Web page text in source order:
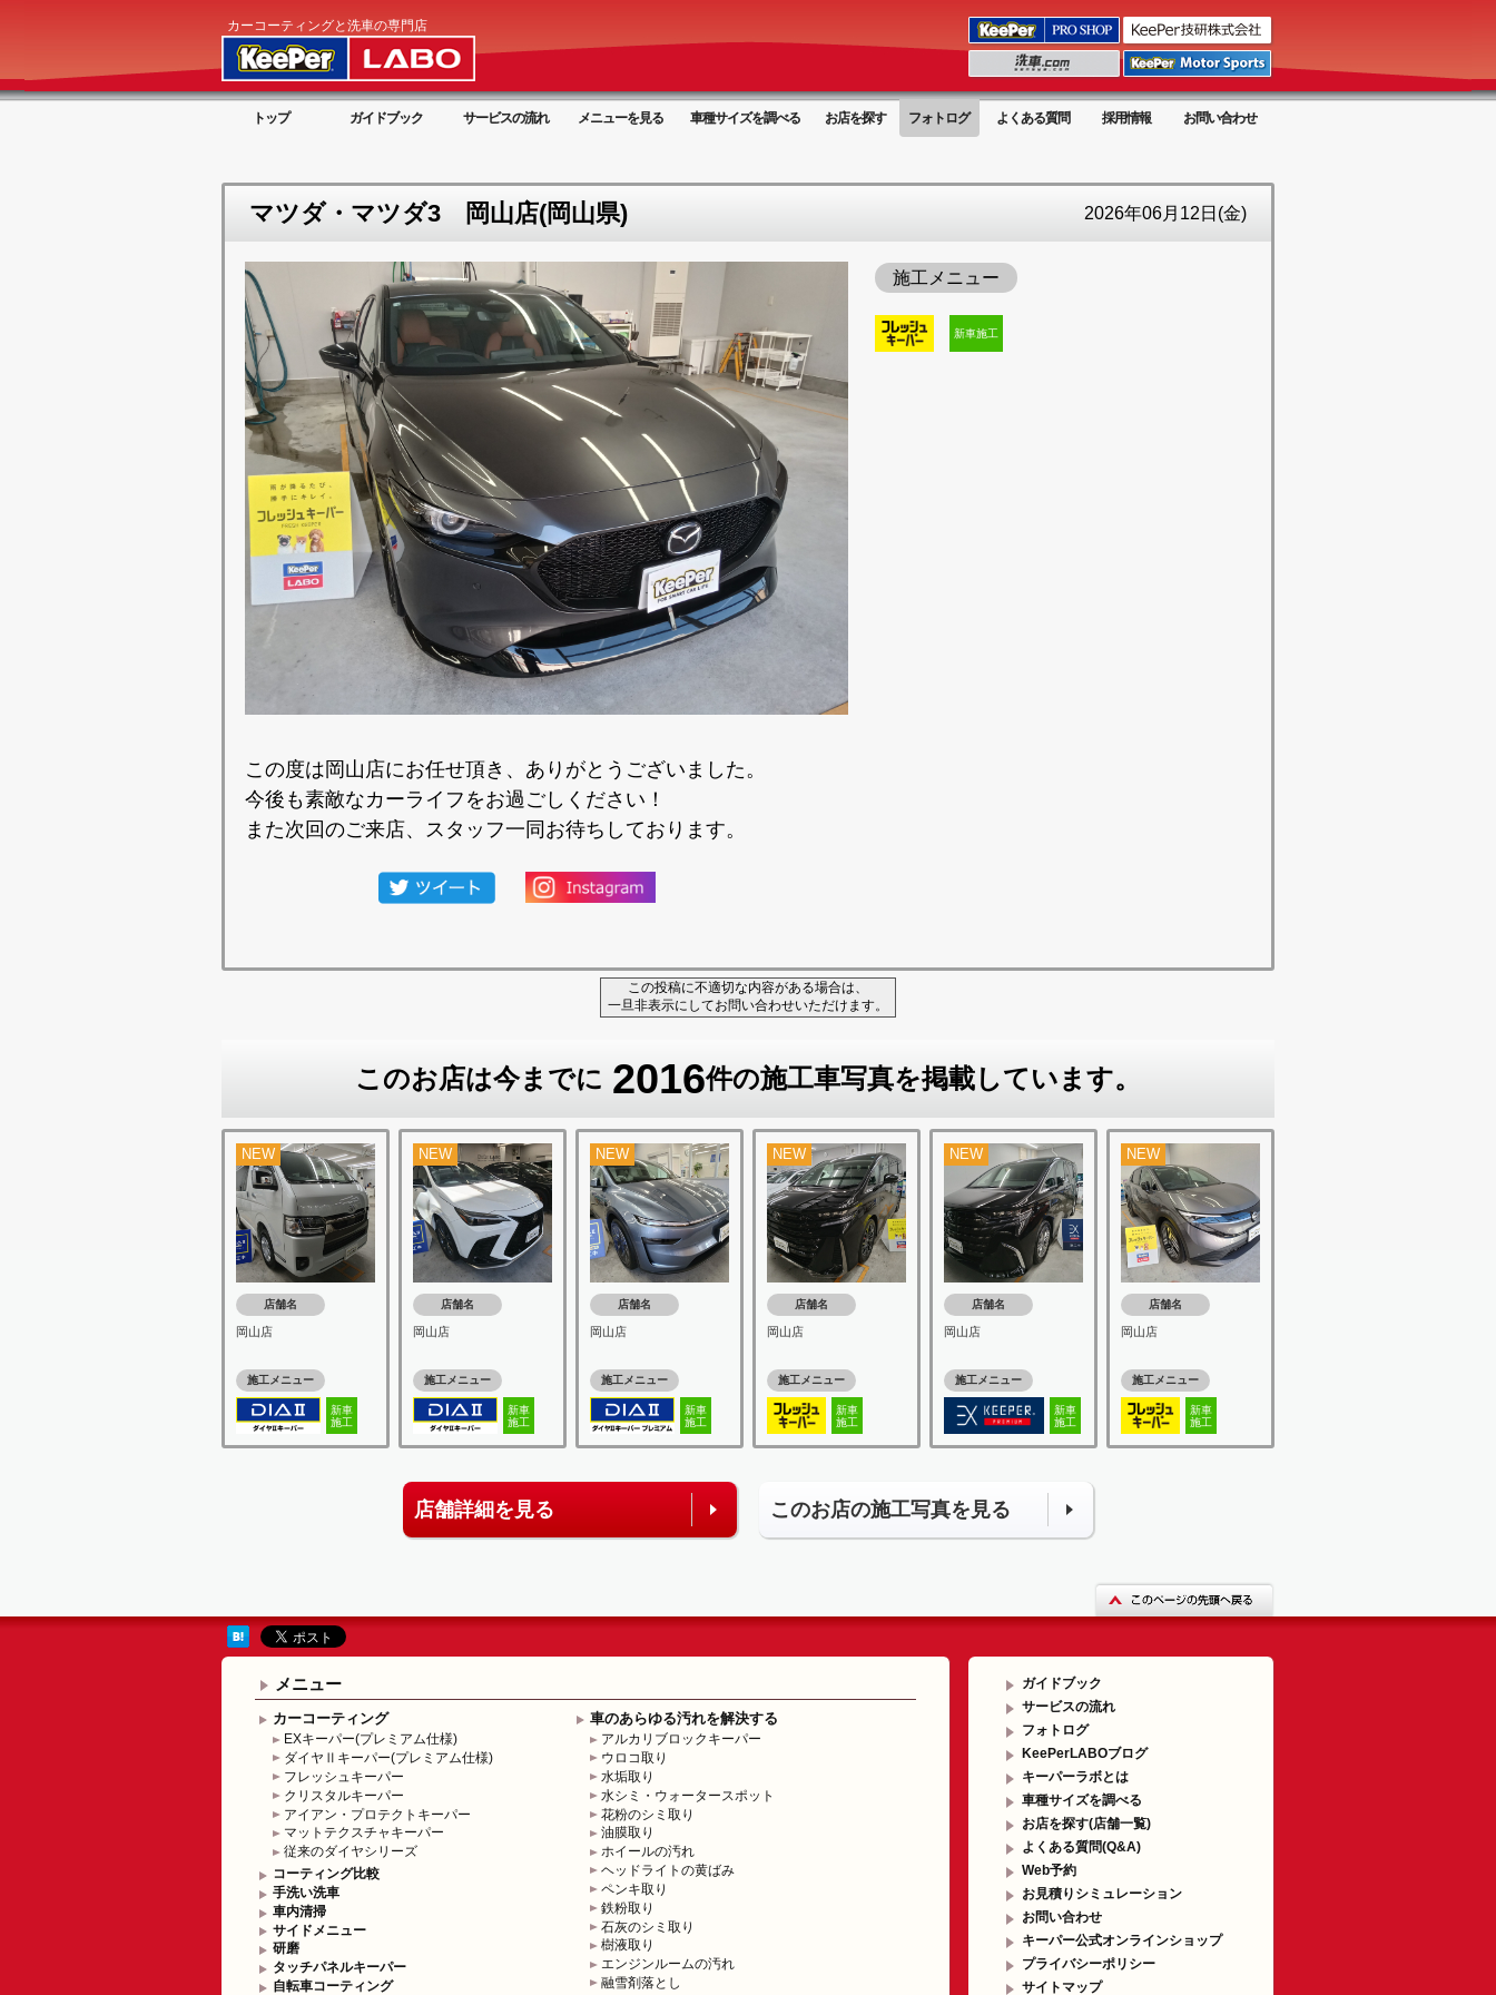
カーコーティングと洗車の専門店
トップ ガイドブック サービスの流れ メニューを見る 車種サイズを調べる お店を探す フォトログ よくある質問 採用情報 お問い合わせ
マツダ・マツダ3 岡山店(岡山県) 2026年06月12日(金)
施工メニュー
新車施工
この度は岡山店にお任せ頂き、ありがとうございました。
今後も素敵なカーライフをお過ごしください！
また次回のご来店、スタッフ一同お待ちしております。
この投稿に不適切な内容がある場合は、
一旦非表示にしてお問い合わせいただけます。
このお店は今までに 2016件の施工車写真を掲載しています。
NEW
店舗名
岡山店
施工メニュー
新車
施工
NEW
店舗名
岡山店
施工メニュー
新車
施工
NEW
店舗名
岡山店
施工メニュー
新車
施工
NEW
店舗名
岡山店
施工メニュー
新車
施工
NEW
店舗名
岡山店
施工メニュー
新車
施工
NEW
店舗名
岡山店
施工メニュー
新車
施工
店舗詳細を見る このお店の施工写真を見る
メニュー
カーコーティング
EXキーパー(プレミアム仕様)
ダイヤⅡキーパー(プレミアム仕様)
フレッシュキーパー
クリスタルキーパー
アイアン・プロテクトキーパー
マットテクスチャキーパー
従来のダイヤシリーズ
コーティング比較
手洗い洗車
車内清掃
サイドメニュー
研磨
タッチパネルキーパー
自転車コーティング
車のあらゆる汚れを解決する
アルカリブロックキーパー
ウロコ取り
水垢取り
水シミ・ウォータースポット
花粉のシミ取り
油膜取り
ホイールの汚れ
ヘッドライトの黄ばみ
ペンキ取り
鉄粉取り
石灰のシミ取り
樹液取り
エンジンルームの汚れ
融雪剤落とし
ガイドブック
サービスの流れ
フォトログ
KeePerLABOブログ
キーパーラボとは
車種サイズを調べる
お店を探す(店舗一覧)
よくある質問(Q&A)
Web予約
お見積りシミュレーション
お問い合わせ
キーパー公式オンラインショップ
プライバシーポリシー
サイトマップ